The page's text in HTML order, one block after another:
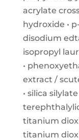
acrylate
hydroxide •
disodium
isopropyl
•
extract /
• silica
titanium
titanium